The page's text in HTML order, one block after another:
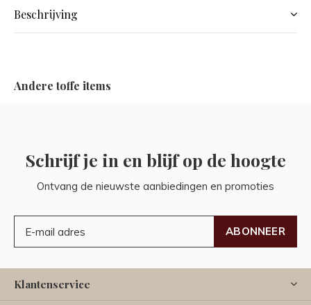
Beschrijving
Andere toffe items
Schrijf je in en blijf op de hoogte
Ontvang de nieuwste aanbiedingen en promoties
ABONNEER
Klantenservice